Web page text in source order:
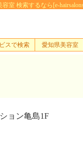
室 検索するなら[e-
スで検索 愛知県美容室
ョン亀島1F